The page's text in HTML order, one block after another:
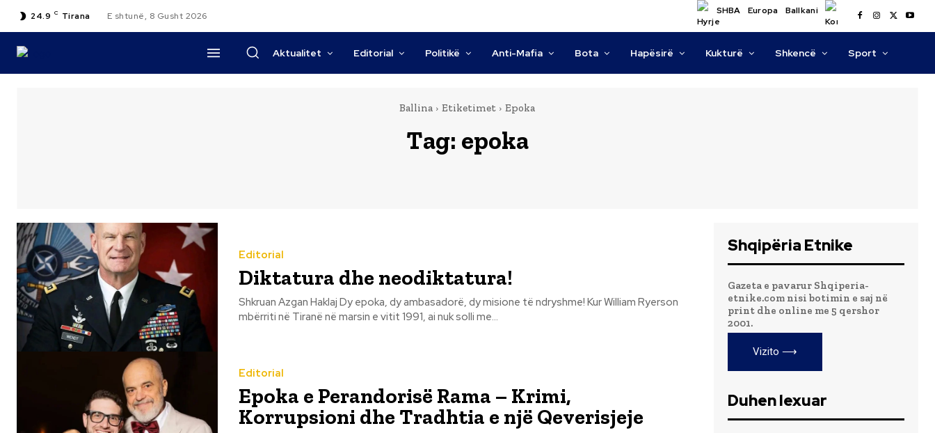
24.9 C Tirana E shtunë, 8 Gusht 2026 SHBA Europa Ballkani
Aktualitet Editorial Politikë Anti-Mafia Bota Hapësirë Kukturë Shkencë Sport
Ballina Etiketimet Epoka
Tag: epoka
Editorial
Diktatura dhe neodiktatura!
Shkruan Azgan Haklaj Dy epoka, dy ambasadorë, dy misione të ndryshme! ​Kur William Ryerson
mbërriti në Tiranë në marsin e vitit 1991, ai nuk solli me...
Editorial
Epoka e Perandorisë Rama – Krimi,
Korrupsioni dhe Tradhtia e një Qeverisjeje
Shqipëria Etnike
Gazeta e pavarur Shqiperia-
etnike.com nisi botimin e saj në
print dhe online me 5 qershor
2001.
Vizito ⟶
Duhen lexuar